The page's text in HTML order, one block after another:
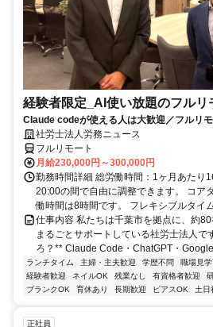
経験者限定_AI使い放題のフルリ
Claude codeが使える人は大歓迎／フルリ
社労士法人労務ニュース
フルリモート
月給230,000円～300,000円
勤務時間詳細 総労働時間：1ヶ月あたり
20:00の間で自由に調整できます。 コア
働時間は8時間です。 フレキシブルタイ
仕事内容 私たちは千葉市を拠点に、約
まるごとサポートしている社労士法人で
ろ？** Claude Code・ChatGPT・
ランチタイム 主婦・主夫歓迎 学歴不問 職場見
経験者歓迎
ネイルOK 残業なし 有資格者歓迎
ブランクOK
育休あり 長期歓迎 ピアスOK 土日
正社員